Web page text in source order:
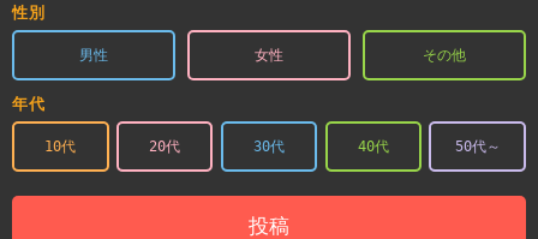
性別
男性 女性 その他
年代
10代 20代 30代 40代 50代～
投稿